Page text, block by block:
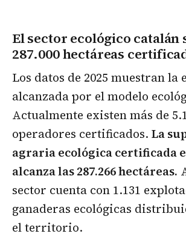
El sector ecológico catalán
287.000 hectáreas
Los datos de 2025 muestran la
alcanzada por el modelo
Actualmente existen más de
operadores certificados. La
agraria ecológica certificada
alcanza las 287.266 hectáreas.
sector cuenta con 1.131
ganaderas ecológicas
el territorio.